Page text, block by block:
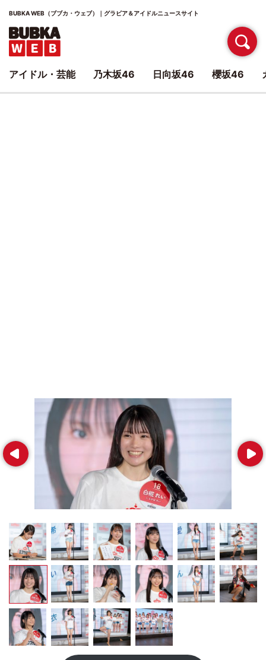
BUBKA WEB（ブブカ・ウェブ）｜グラビア＆アイドルニュースサイト
Prev Next
アイドル・芸能 乃木坂46 日向坂46 櫻坂46